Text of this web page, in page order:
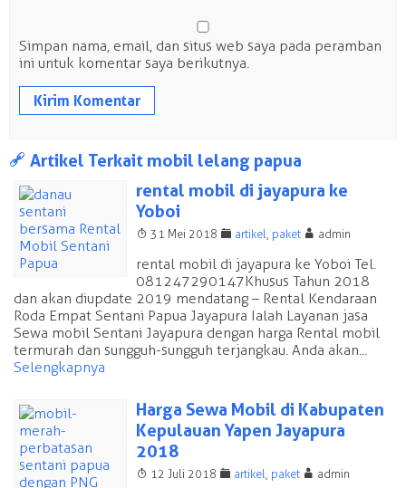
Simpan nama, email, dan situs web saya pada peramban
ini untuk komentar saya berikutnya.
a Artikel Terkait mobil lelang papua
rental mobil di jayapura ke
Yoboi
T 31 Mei 2018 F artikel paket A admin
rental mobil di jayapura ke Yoboi Tel.
081247290147 Khusus Tahun 2018
dan akan diupdate 2019 mendatang – Rental Kendaraan
Roda Empat Sentani Papua Jayapura Ialah Layanan jasa
Sewa mobil Sentani Jayapura dengan harga Rental mobil
termurah dan sungguh-sungguh terjangkau. Anda akan...
Selengkapnya
Harga Sewa Mobil di Kabupaten
Kepulauan Yapen Jayapura
2018
T 12 Juli 2018 F artikel paket A admin